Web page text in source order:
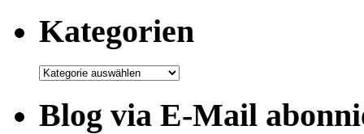
Kategorien
Kategorien
Blog via E-Mail